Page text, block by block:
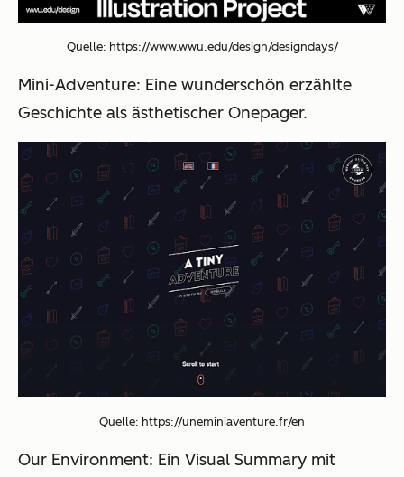
Quelle: https://www.wwu.edu/design/designdays/
Mini-Adventure: Eine wunderschön erzählte
Geschichte als ästhetischer Onepager.
Quelle: https://uneminiaventure.fr/en
Our Environment: Ein Visual Summary mit